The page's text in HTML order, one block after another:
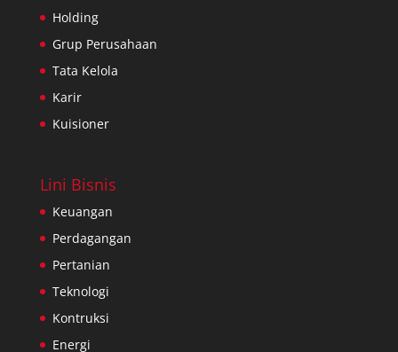
Holding
Grup Perusahaan
Tata Kelola
Karir
Kuisioner
Lini Bisnis
Keuangan
Perdagangan
Pertanian
Teknologi
Kontruksi
Energi